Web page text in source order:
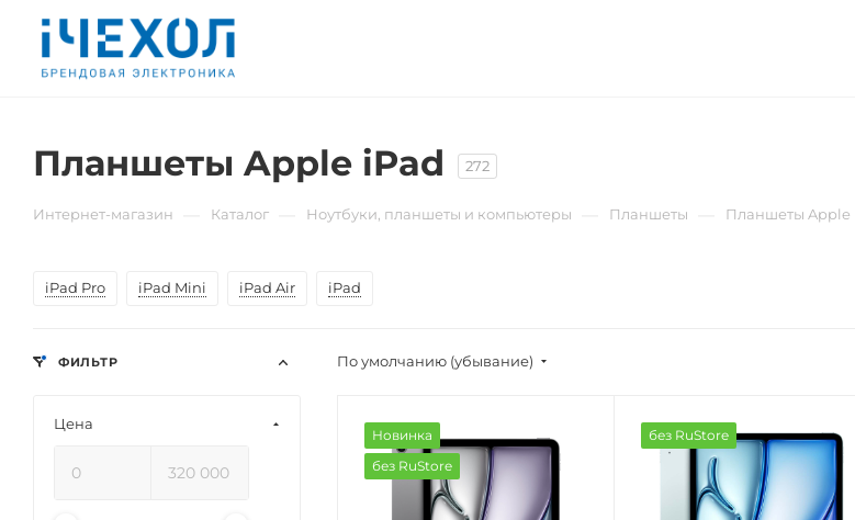
Планшеты Apple iPad 272
Интернет-магазин Каталог Ноутбуки, планшеты и компьютеры Планшеты Планшеты Apple
iPad Pro iPad Mini iPad Air iPad
По умолчанию (убывание)
Новинка
без RuStore
без RuStore
ФИЛЬТР
Цена